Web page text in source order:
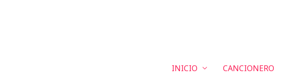
INICIO CANCIONERO